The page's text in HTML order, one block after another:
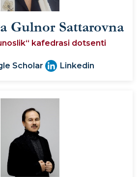
Gulnor Sattarovna
kafedrasi dotsenti
Scholar Linkedin